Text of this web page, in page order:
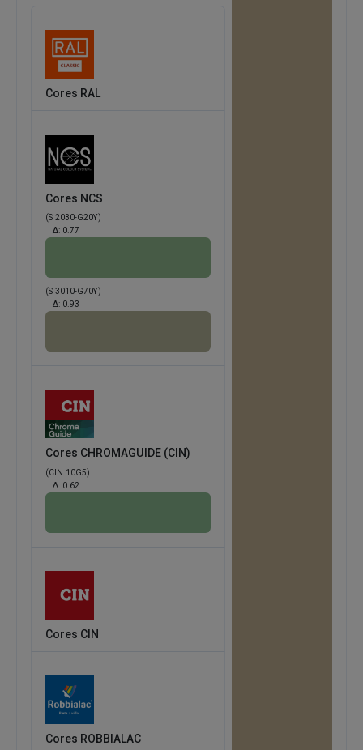
Cores RAL
Cores NCS
(S 2030-G20Y)
Δ: 0.77
(S 3010-G70Y)
Δ: 0.93
Cores CHROMAGUIDE (CIN)
(CIN 10G5)
Δ: 0.62
Cores CIN
Cores ROBBIALAC